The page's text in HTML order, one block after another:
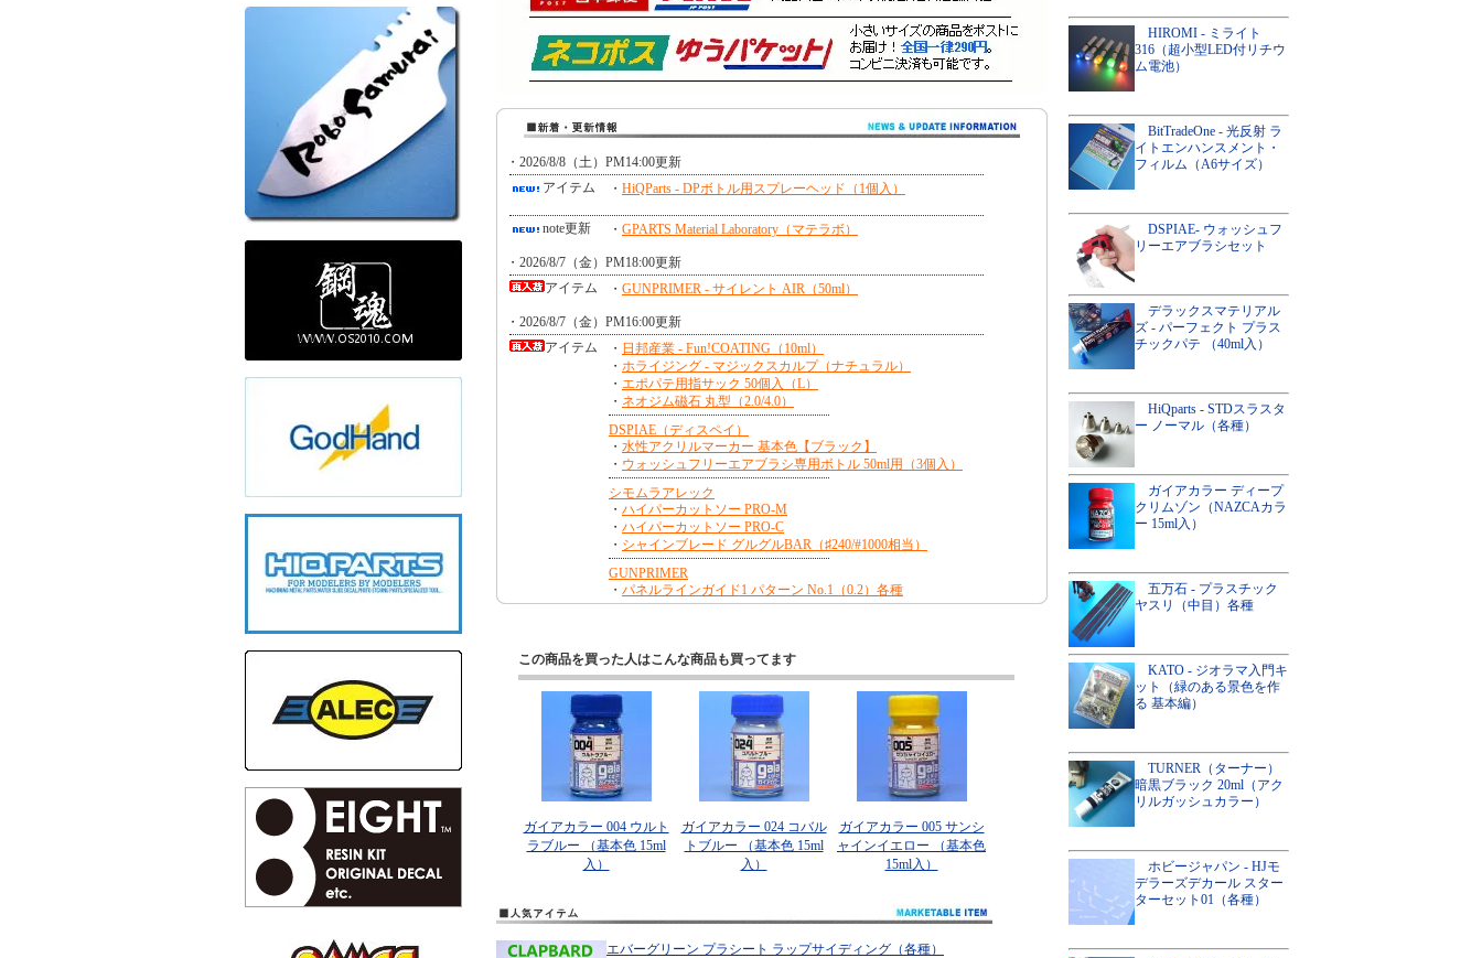
この商品を買った人はこんな商品も買ってます
ガイアカラー 004 ウルト
ラブルー （基本色 15ml
入）
ガイアカラー 024 コバル
トブルー （基本色 15ml
入）
ガイアカラー 005 サンシ
ャインイエロー （基本色
15ml入）
エバーグリーン プラシート ラップサイディング（各種）
HIROMI - ミライト
316（超小型LED付リチウ
ム電池）
BitTradeOne - 光反射 ラ
イトエンハンスメント・
フィルム（A6サイズ）
DSPIAE- ウォッシュフ
リーエアブラシセット
デラックスマテリアル
ズ - パーフェクト プラス
チックパテ （40ml入）
HiQparts - STDスラスタ
ー ノーマル（各種）
ガイアカラー ディープ
クリムゾン（NAZCAカラ
ー 15ml入）
五万石 - プラスチック
ヤスリ（中目）各種
KATO - ジオラマ入門キ
ット（緑のある景色を作
る 基本編）
TURNER（ターナー）
暗黒ブラック 20ml（アク
リルガッシュカラー）
ホビージャパン - HJモ
デラーズデカール スター
ターセット01（各種）